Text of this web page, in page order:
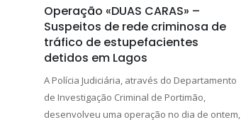
Operação «DUAS CARAS» –
Suspeitos de rede criminosa de
tráfico de estupefacientes
detidos em Lagos
A Polícia Judiciária, através do Departamento
de Investigação Criminal de Portimão,
desenvolveu uma operação no dia de ontem,